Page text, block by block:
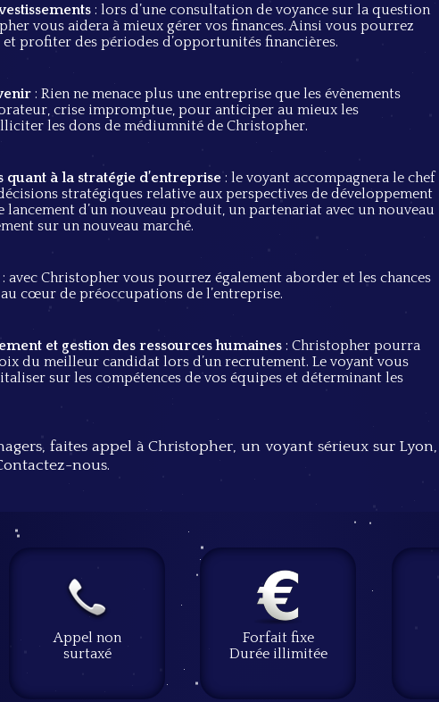
: lors d’une consultation de voyance sur la question
vous aidera à mieux gérer vos finances. Ainsi vous pourrez
profiter des périodes d’opportunités financières.
: Rien ne menace plus une entreprise que les évènements
crise impromptue, pour anticiper au mieux les
les dons de médiumnité de Christopher.
à la stratégie d’entreprise : le voyant accompagnera le chef
stratégiques relative aux perspectives de développement
lancement d’un nouveau produit, un partenariat avec un nouveau
sur un nouveau marché.
: avec Christopher vous pourrez également aborder et les chances
cœur de préoccupations de l’entreprise.
et gestion des ressources humaines : Christopher pourra
du meilleur candidat lors d’un recrutement. Le voyant vous
sur les compétences de vos équipes et déterminant les
faites appel à Christopher, un voyant sérieux sur Lyon,
nous.
Appel non
surtaxé
Forfait fixe
Durée illimitée